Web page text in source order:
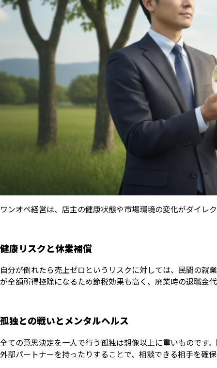
ワンオペ経営は、店主の健康状態や市場環境の変化がダイレ
健康リスクと休業補償
自分が倒れたら売上ゼロというリスクに対しては、民間の就
が全額所得控除になるため節税効果も高く、廃業時の退職金
孤独との戦いとメンタルヘルス
全ての意思決定を一人で行う孤独は想像以上に重いものです
外部パートナーを持ったりすることで、相談できる相手を確